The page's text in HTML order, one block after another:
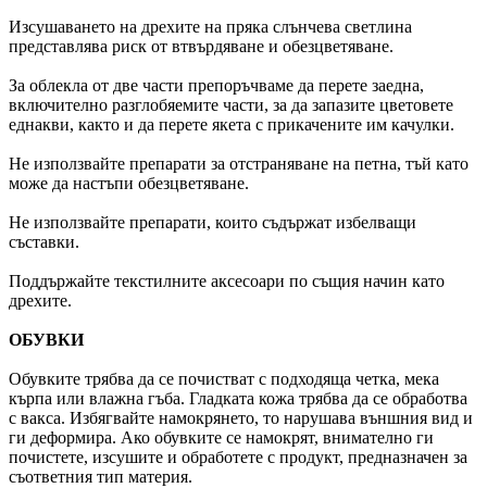
Изсушаването на дрехите на пряка слънчева светлина
представлява риск от втвърдяване и обезцветяване.
За облекла от две части препоръчваме да перете заедна,
включително разглобяемите части, за да запазите цветовете
еднакви, както и да перете якета с прикачените им качулки.
Не използвайте препарати за отстраняване на петна, тъй като
може да настъпи обезцветяване.
Не използвайте препарати, които съдържат избелващи
съставки.
Поддържайте текстилните аксесоари по същия начин като
дрехите.
ОБУВКИ
Обувките трябва да се почистват с подходяща четка, мека
кърпа или влажна гъба. Гладката кожа трябва да се обработва
с вакса. Избягвайте намокрянето, то нарушава външния вид и
ги деформира. Ако обувките се намокрят, внимателно ги
почистете, изсушите и обработете с продукт, предназначен за
съответния тип материя.